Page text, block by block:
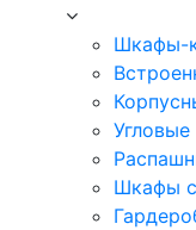
Шкафы-
Шкафы